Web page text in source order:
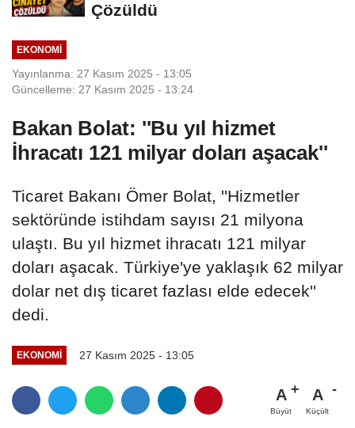
Çözüldü
EKONOMI
Yayınlanma: 27 Kasım 2025 - 13:05
Güncelleme: 27 Kasım 2025 - 13:24
Bakan Bolat: ''Bu yıl hizmet
İhracatı 121 milyar doları aşacak''
Ticaret Bakanı Ömer Bolat, ''Hizmetler
sektöründe istihdam sayısı 21 milyona
ulaştı. Bu yıl hizmet ihracatı 121 milyar
doları aşacak. Türkiye'ye yaklaşık 62 milyar
dolar net dış ticaret fazlası elde edecek''
dedi.
EKONOMI 27 Kasım 2025 - 13:05
A
Büyüt
A
Küçült